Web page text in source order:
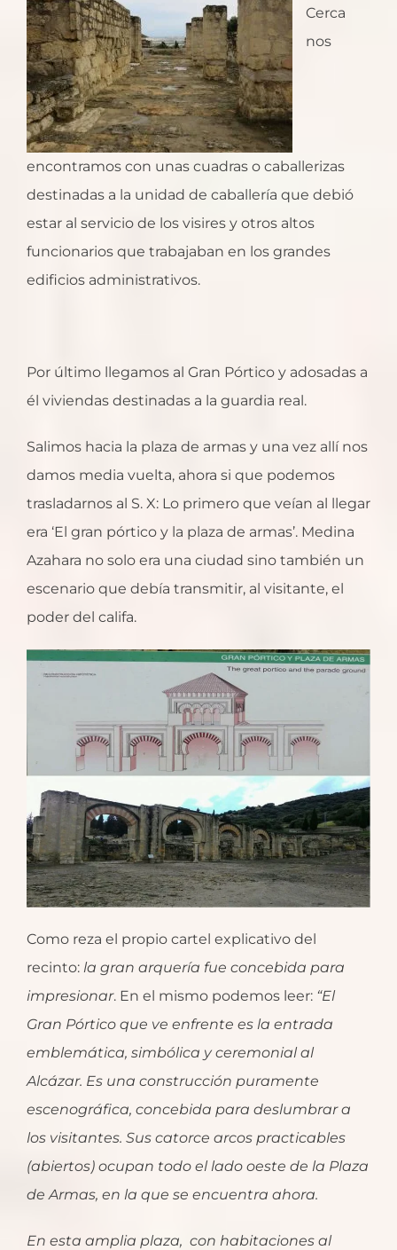
Cerca
nos
encontramos con unas cuadras o caballerizas
destinadas a la unidad de caballería que debió
estar al servicio de los visires y otros altos
funcionarios que trabajaban en los grandes
edificios administrativos.
Por último llegamos al Gran Pórtico y adosadas a
él viviendas destinadas a la guardia real.
Salimos hacia la plaza de armas y una vez allí nos
damos media vuelta, ahora si que podemos
trasladarnos al S. X: Lo primero que veían al llegar
era ‘El gran pórtico y la plaza de armas’. Medina
Azahara no solo era una ciudad sino también un
escenario que debía transmitir, al visitante, el
poder del califa.
Como reza el propio cartel explicativo del
recinto: la gran arquería fue concebida para
impresionar. En el mismo podemos leer: “El
Gran Pórtico que ve enfrente es la entrada
emblemática, simbólica y ceremonial al
Alcázar. Es una construcción puramente
escenográfica, concebida para deslumbrar a
los visitantes. Sus catorce arcos practicables
(abiertos) ocupan todo el lado oeste de la Plaza
de Armas, en la que se encuentra ahora.
En esta amplia plaza, con habitaciones al